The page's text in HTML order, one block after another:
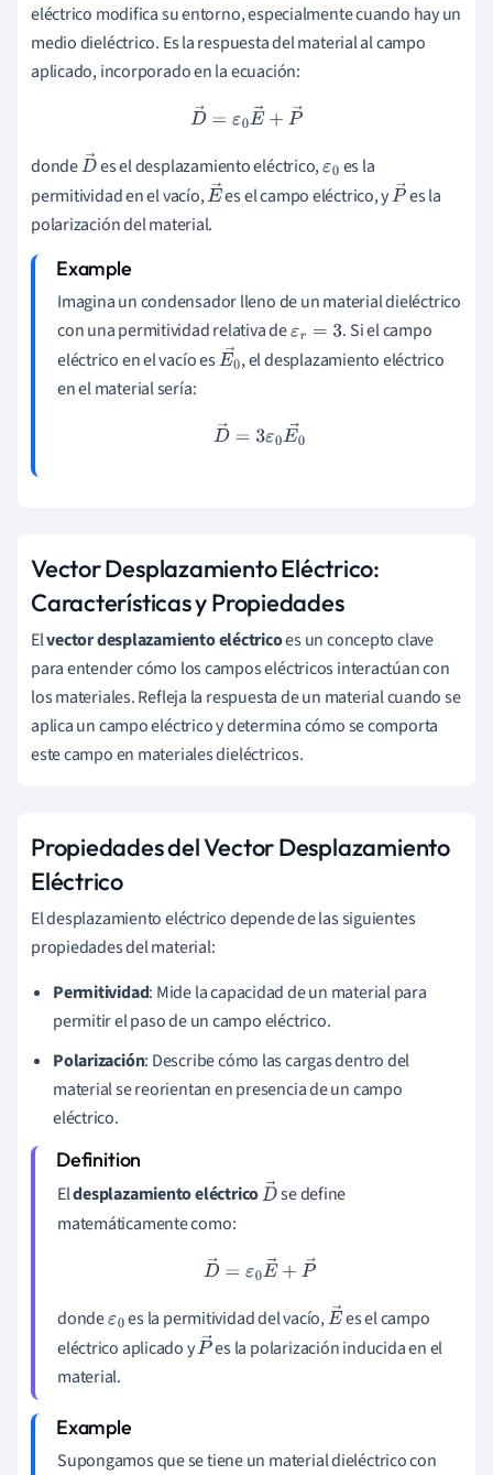
eléctrico modifica su entorno, especialmente cuando hay un
medio dieléctrico. Es la respuesta del material al campo
aplicado, incorporado en la ecuación:
D →= ε0E→+P →
dondeD
→
es el desplazamiento eléctrico,ε0 es la
permitividad en el vacío,E
→
es el campo eléctrico, yP es la
polarización del material.
Imagina un condensador lleno de un material dieléctrico
con una permitividad relativa deεr= 3
. Si el campo
eléctrico en el vacío esE0 , el desplazamiento eléctrico
en el material sería:
D→=3ε0E0→
Vector Desplazamiento Eléctrico:
Características y Propiedades
Elvector desplazamiento eléctricoes un concepto clave
para entender cómo los campos eléctricos interactúan con
los materiales. Refleja la respuesta de un material cuando se
aplica un campo eléctrico y determina cómo se comporta
este campo en materiales dieléctricos.
Propiedades del Vector Desplazamiento
Eléctrico
El desplazamiento eléctrico depende de las siguientes
propiedades del material:
Permitividad: Mide la capacidad de un material para
permitir el paso de un campo eléctrico.
Polarización: Describe cómo las cargas dentro del
material se reorientan en presencia de un campo
eléctrico.
Eldesplazamiento eléctricoD se define
matemáticamente como:
D →= ε0E→+P →
dondeε0es la permitividad del vacío,E
→
es el campo
eléctrico aplicado yP es la polarización inducida en el
material.
Supongamos que se tiene un material dieléctrico con